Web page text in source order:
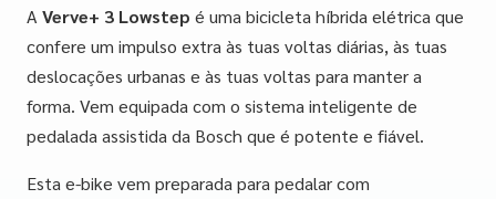
A Verve+ 3 Lowstep é uma bicicleta híbrida elétrica que
confere um impulso extra às tuas voltas diárias, às tuas
deslocações urbanas e às tuas voltas para manter a
forma. Vem equipada com o sistema inteligente de
pedalada assistida da Bosch que é potente e fiável.
Esta e-bike vem preparada para pedalar com